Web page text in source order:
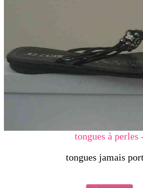
tongues à perles
tongues jamais